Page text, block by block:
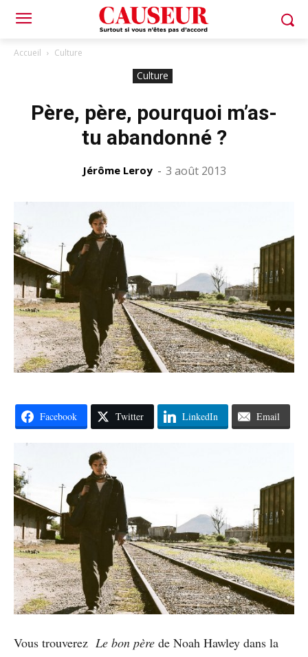
Accueil Culture
Culture
Père, père, pourquoi m’as-
tu abandonné ?
Jérôme Leroy - 3 août 2013
Facebook Twitter LinkedIn Email
Vous trouverez Le bon père de Noah Hawley dans la